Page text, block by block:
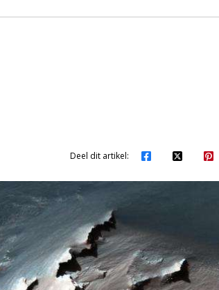
Deel dit artikel: